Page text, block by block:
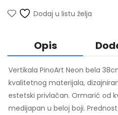
Dodaj u listu želja
Opis
Vertikala PinoArt Neon bela
kvalitetnog materijala,
estetski privlačan. Ormarić od
medijapan u beloj boji.